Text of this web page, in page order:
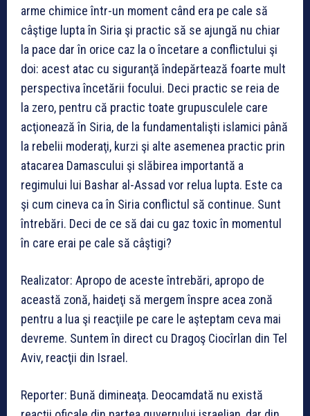
arme chimice într-un moment când era pe cale să
câştige lupta în Siria şi practic să se ajungă nu chiar
la pace dar în orice caz la o încetare a conflictului şi
doi: acest atac cu siguranţă îndepărtează foarte mult
perspectiva încetării focului. Deci practic se reia de
la zero, pentru că practic toate grupusculele care
acţionează în Siria, de la fundamentalişti islamici până
la rebelii moderaţi, kurzi şi alte asemenea practic prin
atacarea Damascului şi slăbirea importantă a
regimului lui Bashar al-Assad vor relua lupta. Este ca
şi cum cineva ca în Siria conflictul să continue. Sunt
întrebări. Deci de ce să dai cu gaz toxic în momentul
în care erai pe cale să câştigi?
Realizator: Apropo de aceste întrebări, apropo de
această zonă, haideţi să mergem înspre acea zonă
pentru a lua şi reacţiile pe care le aşteptam ceva mai
devreme. Suntem în direct cu Dragoş Ciocîrlan din Tel
Aviv, reacţii din Israel.
Reporter: Bună dimineaţa. Deocamdată nu există